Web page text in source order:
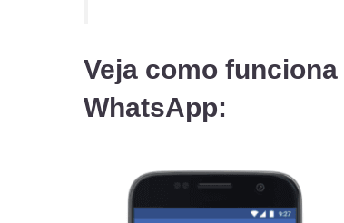
Veja como
WhatsApp: